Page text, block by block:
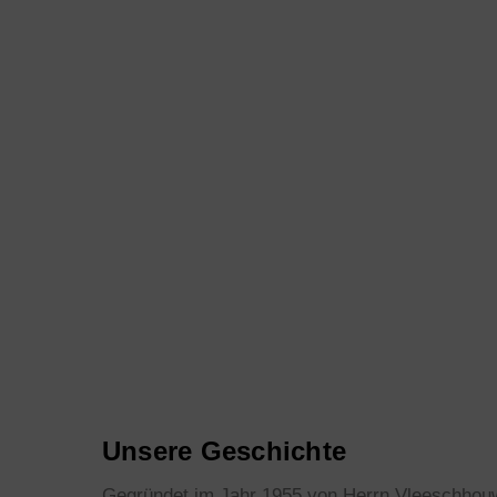
Unsere Geschichte